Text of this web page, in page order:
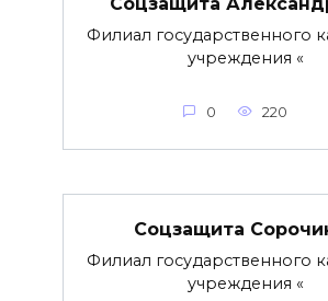
Филиал государственного
учреждения «
0 220
Соцзащита
Филиал государственного
учреждения «